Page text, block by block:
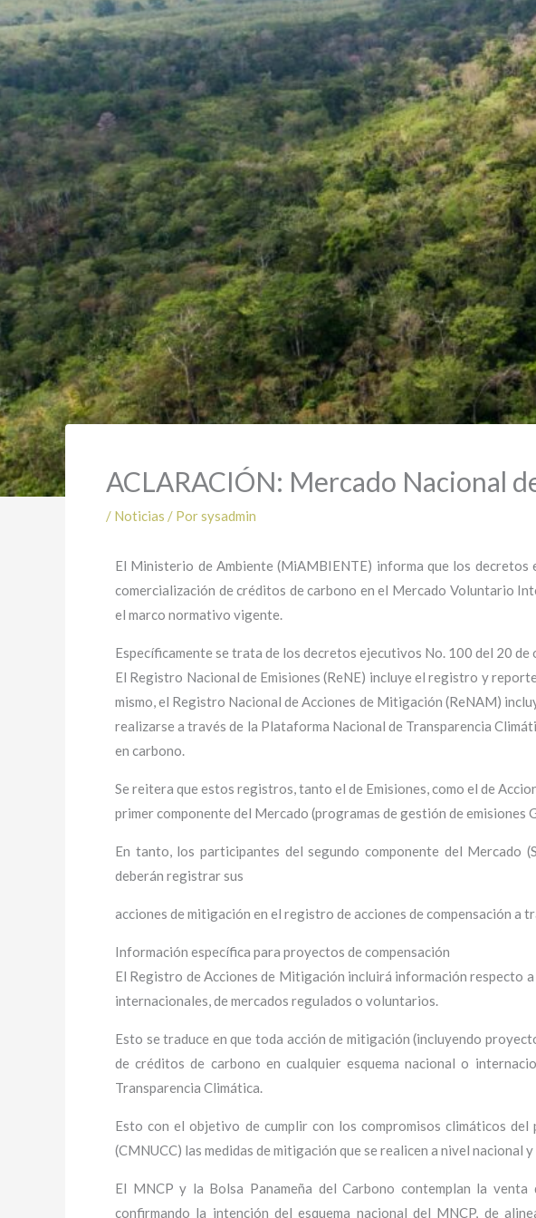
ACLARACIÓN: Mercado Nacional
/ Noticias / Porsysadmin
El Ministerio de Ambiente (MiAMBIENTE) informa que los
comercialización de créditos de carbono en el Mercado Voluntario
el marco normativo vigente.
Específicamente se trata de los decretos ejecutivos No. 100 del 20
El Registro Nacional de Emisiones (ReNE) incluye el registro y
mismo, el Registro Nacional de Acciones de Mitigación (ReNAM)
realizarse a través de la Plataforma Nacional de Transparencia
en carbono.
Se reitera que estos registros, tanto el de Emisiones, como el de
primer componente del Mercado (programas de gestión de
En tanto, los participantes del segundo componente del Mercado
deberán registrar sus
acciones de mitigación en el registro de acciones de compensación a
Información específica para proyectos de compensación
El Registro de Acciones de Mitigación incluirá información respecto
internacionales, de mercados regulados o voluntarios.
Esto se traduce en que toda acción de mitigación (incluyendo
de créditos de carbono en cualquier esquema nacional o
Transparencia Climática.
Esto con el objetivo de cumplir con los compromisos climáticos
(CMNUCC) las medidas de mitigación que se realicen a nivel
El MNCP y la Bolsa Panameña del Carbono contemplan la
confirmando la intención del esquema nacional del MNCP, de